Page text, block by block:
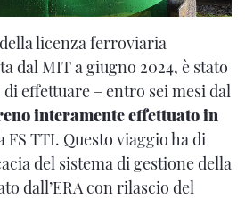
licenza ferroviaria
dal MIT a giugno 2024, è stato
di effettuare – entro sei mesi dal
interamente effettuato in
FS TTI. Questo viaggio ha di
del sistema di gestione della
dall’ERA con rilascio del